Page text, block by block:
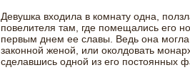
Девушка входила в комнату одна,
повелителя там, где помещались его
первым днем ее славы. Ведь она могла
законной женой, или околдовать
сделавшись одной из его постоянных